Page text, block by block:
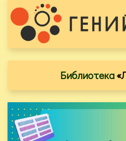
Библиотека